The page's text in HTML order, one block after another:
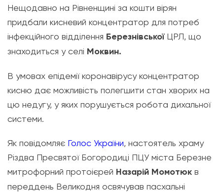
Нещодавно на Рівненщині за кошти вірян
придбали кисневий концентратор для потреб
інфекційного відділення БерезнівськоїЦРЛ, що
знаходиться у селі Моквин.
В умовах епідемії коронавірусу концентратор
кисню дає можливість полегшити стан хворих на
цю недугу, у яких порушується робота дихальної
системи.
Як повідомляє Голос України, настоятель храму
Різдва Пресвятої Богородиці ПЦУ міста Березне
митрофорний протоієрей Назарій Момотюк в
переддень Великодня освячував пасхальні